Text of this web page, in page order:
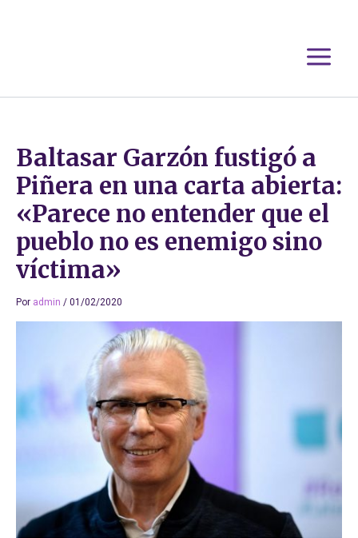
Baltasar Garzón fustigó a
Piñera en una carta abierta:
«Parece no entender que el
pueblo no es enemigo sino
víctima»
Por admin / 01/02/2020